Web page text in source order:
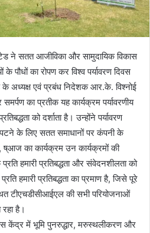
ने सतत आजीविका और सामुदायिक विकास
पौधों का रोपण कर विश्व पर्यावरण दिवस
के अध्यक्ष एवं प्रबंध निदेशक आर.के. विश्नोई
का प्रतीक यह कार्यक्रम पर्यावरणीय
को दर्शाता है। उन्होंने पर्यावरण
के लिए सतत समाधानों पर कंपनी के
ष्आज का कार्यक्रम उन कार्यक्रमों की
हमारी प्रतिबद्धता और संवेदनशीलता को
हमारी प्रतिबद्धता का प्रमाण है, जिसे पूरे
टीएचडीसीआईएल की सभी परियोजनाओं
है।
केंद्र में भूमि पुनरुद्धार, मरुस्थलीकरण और